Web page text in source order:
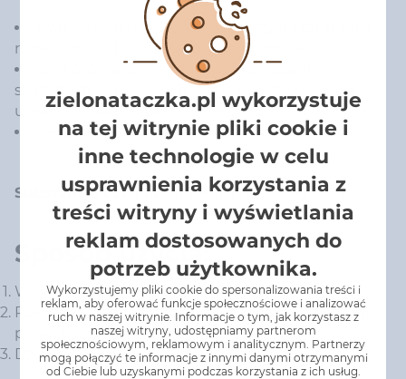
zwalcza mole odzieżowe we wszystkich stadiach
rozwojowych (jaja, larwy, osobniki dorosłe)
do stosowania w szafach, garderobach,
szufladach, w miejscach, gdzie przechowywane są
ubrania (działanie do 3 miesięcy)
wersja zapachowa: cedr
Substancja czynna:empentryna 5% (5g/100g)
Sposób użycia:
Wyjmuj zawieszkę z opakowania.
Powieś zawieszkę w miejscu, które chcesz chronić
przed molami.
Działanie jednej zawieszki ok 3 miesiące.
zielonataczka.pl wykorzystuje
na tej witrynie pliki cookie i
inne technologie w celu
usprawnienia korzystania z
treści witryny i wyświetlania
reklam dostosowanych do
potrzeb użytkownika.
Wykorzystujemy pliki cookie do spersonalizowania treści i
reklam, aby oferować funkcje społecznościowe i analizować
ruch w naszej witrynie. Informacje o tym, jak korzystasz z
naszej witryny, udostępniamy partnerom
społecznościowym, reklamowym i analitycznym. Partnerzy
mogą połączyć te informacje z innymi danymi otrzymanymi
od Ciebie lub uzyskanymi podczas korzystania z ich usług.